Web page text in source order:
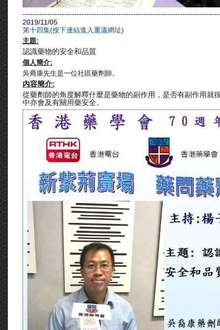
2019/11/05
第十四集(按下連結進入重溫網址)
主題:
認識藥物的安全和品質
個人簡介:
吳裔康先生是一位社區藥劑師。
內容簡介:
從藥劑師的角度解釋什麼是藥物的副作用，是否有副作用就
中亦會及有關用藥安全。